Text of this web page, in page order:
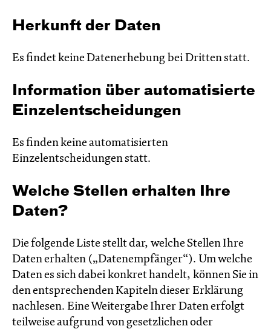
Herkunft der Daten
Es findet keine Datenerhebung bei Dritten statt.
Information über automatisierte
Einzelentscheidungen
Es finden keine automatisierten
Einzelentscheidungen statt.
Welche Stellen erhalten Ihre
Daten?
Die folgende Liste stellt dar, welche Stellen Ihre
Daten erhalten („Datenempfänger“). Um welche
Daten es sich dabei konkret handelt, können Sie in
den entsprechenden Kapiteln dieser Erklärung
nachlesen. Eine Weitergabe Ihrer Daten erfolgt
teilweise aufgrund von gesetzlichen oder